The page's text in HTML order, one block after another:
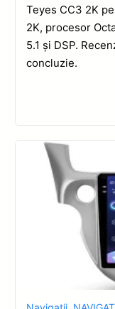
Teyes CC3 2K
2K, procesor
5.1 și DSP.
concluzie.